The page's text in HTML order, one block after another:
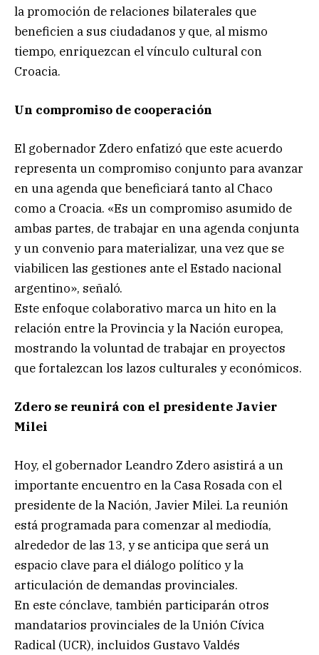
la promoción de relaciones bilaterales que
beneficien a sus ciudadanos y que, al mismo
tiempo, enriquezcan el vínculo cultural con
Croacia.
Un compromiso de cooperación
El gobernador Zdero enfatizó que este acuerdo
representa un compromiso conjunto para avanzar
en una agenda que beneficiará tanto al Chaco
como a Croacia. «Es un compromiso asumido de
ambas partes, de trabajar en una agenda conjunta
y un convenio para materializar, una vez que se
viabilicen las gestiones ante el Estado nacional
argentino», señaló.
Este enfoque colaborativo marca un hito en la
relación entre la Provincia y la Nación europea,
mostrando la voluntad de trabajar en proyectos
que fortalezcan los lazos culturales y económicos.
Zdero se reunirá con el presidente Javier
Milei
Hoy, el gobernador Leandro Zdero asistirá a un
importante encuentro en la Casa Rosada con el
presidente de la Nación, Javier Milei. La reunión
está programada para comenzar al mediodía,
alrededor de las 13, y se anticipa que será un
espacio clave para el diálogo político y la
articulación de demandas provinciales.
En este cónclave, también participarán otros
mandatarios provinciales de la Unión Cívica
Radical (UCR), incluidos Gustavo Valdés